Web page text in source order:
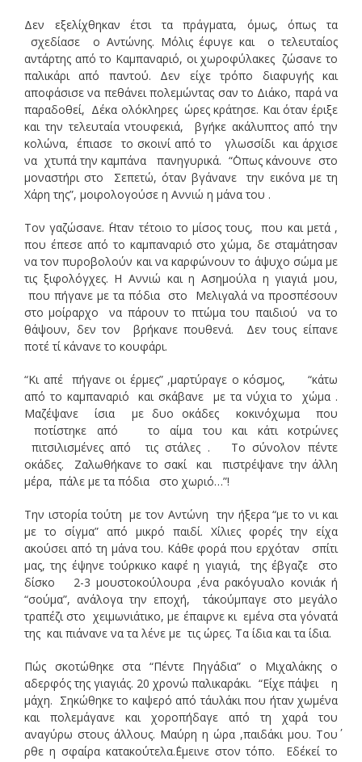
Δεν εξελίχθηκαν έτσι τα πράγματα, όμως, όπως τα
σχεδίασε ο Αντώνης. Μόλις έφυγε και ο τελευταίος
αντάρτης από το Καμπαναριό, οι χωροφύλακες ζώσανε το
παλικάρι από παντού. Δεν είχε τρόπο διαφυγής και
αποφάσισε να πεθάνει πολεμώντας σαν το Διάκο, παρά να
παραδοθεί, Δέκα ολόκληρες ώρες κράτησε. Και όταν έριξε
και την τελευταία ντουφεκιά, βγήκε ακάλυπτος από την
κολώνα, έπιασε το σκοινί από το γλωσσίδι και άρχισε
να χτυπά την καμπάνα πανηγυρικά. “΄Οπως κάνουνε στο
μοναστήρι στο Σεπετώ, όταν βγάνανε την εικόνα με τη
Χάρη της”, μοιρολογούσε η Αννιώ η μάνα του .
Τον γαζώσανε. ΄Ηταν τέτοιο το μίσος τους, που και μετά ,
που έπεσε από το καμπαναριό στο χώμα, δε σταμάτησαν
να τον πυροβολούν και να καρφώνουν το άψυχο σώμα με
τις ξιφολόγχες. Η Αννιώ και η Ασημούλα η γιαγιά μου,
που πήγανε με τα πόδια στο Μελιγαλά να προσπέσουν
στο μοίραρχο να πάρουν το πτώμα του παιδιού να το
θάψουν, δεν τον βρήκανε πουθενά. Δεν τους είπανε
ποτέ τί κάνανε το κουφάρι.
“Κι απέ πήγανε οι έρμες” ,μαρτύραγε ο κόσμος, “κάτω
από το καμπαναριό και σκάβανε με τα νύχια το χώμα .
Μαζέψανε ίσια με δυο οκάδες κοκινόχωμα που
ποτίστηκε από το αίμα του και κάτι κοτρώνες
πιτσιλισμένες από τις στάλες . Το σύνολον πέντε
οκάδες. Ζαλωθήκανε το σακί και πιστρέψανε την άλλη
μέρα, πάλε με τα πόδια στο χωριό…”!
Την ιστορία τούτη με τον Αντώνη την ήξερα “με το νι και
με το σίγμα” από μικρό παιδί. Χίλιες φορές την είχα
ακούσει από τη μάνα του. Κάθε φορά που ερχόταν σπίτι
μας, της έψηνε τούρκικο καφέ η γιαγιά, της έβγαζε στο
δίσκο 2-3 μουστοκούλουρα ,ένα ρακόγυαλο κονιάκ ή
“σούμα”, ανάλογα την εποχή, τ΄ακούμπαγε στο μεγάλο
τραπέζι στο χειμωνιάτικο, με έπαιρνε κι εμένα στα γόνατά
της και πιάνανε να τα λένε με τις ώρες. Τα ίδια και τα ίδια.
Πώς σκοτώθηκε στα “Πέντε Πηγάδια” ο Μιχαλάκης ο
αδερφός της γιαγιάς. 20 χρονώ παλικαράκι. “Είχε πάψει η
μάχη. Σηκώθηκε το καψερό από τ΄αυλάκι που ήταν χωμένα
και πολεμάγανε και χοροπήδαγε από τη χαρά του
αναγύρω στους άλλους. Μαύρη η ώρα ,παιδάκι μου. Του΄
ρθε η σφαίρα κατακούτελα.΄Εμεινε στον τόπο. Εδ΄εκεί το